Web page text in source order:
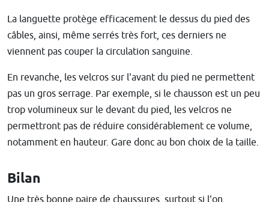
La languette protège efficacement le dessus du pied des
câbles, ainsi, même serrés très fort, ces derniers ne
viennent pas couper la circulation sanguine.
En revanche, les velcros sur l'avant du pied ne permettent
pas un gros serrage. Par exemple, si le chausson est un peu
trop volumineux sur le devant du pied, les velcros ne
permettront pas de réduire considérablement ce volume,
notamment en hauteur. Gare donc au bon choix de la taille.
Bilan
Une très bonne paire de chaussures, surtout si l'on